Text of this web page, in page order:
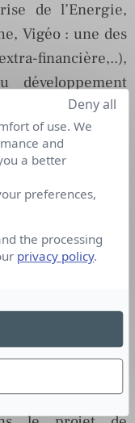
de l’Energie,
Vigéo : une des
financière,..),
développement
de prix («
communication
sociétale des
Un des
de ses parties
état,
par la mise en
en compte
of use. We
and
a better
preferences,
the processing
privacy policy.
Deny all